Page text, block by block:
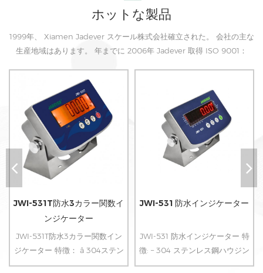
ホットな製品
1999年、 Xiamen Jadever スケール株式会社確立された。 会社の主な
生産地域はあります。 年までに 2006年 Jadever 取得 ISO 9001：
JWI-531T防水3カラー関数イ
ンジケーター
JWI-531T防水3カラー関数イン
ジケーター 特徴： â 304ステン
レス鋼ハウジング â 防水性、湿
JWI-531 防水インジケーター
JWI-531 防水インジケーター 特
徴: – 304 ステンレス鋼ハウジン
グ ?完全に密閉された回路基板